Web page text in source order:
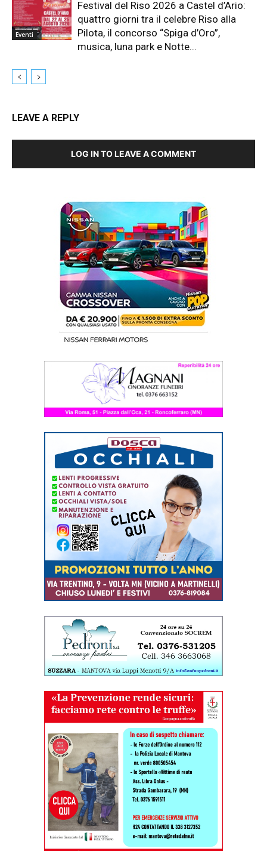
Eventi
Festival del Riso 2026 a Castel d’Ario:
quattro giorni tra il celebre Riso alla
Pilota, il concorso “Spiga d’Oro”,
musica, luna park e Notte...
LEAVE A REPLY
LOG IN TO LEAVE A COMMENT